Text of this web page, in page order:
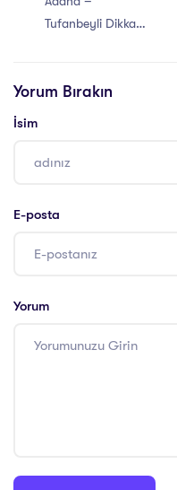
Tufanbeyli Dikkat
Yorum Bırakın
İsim
E-posta
Yorum